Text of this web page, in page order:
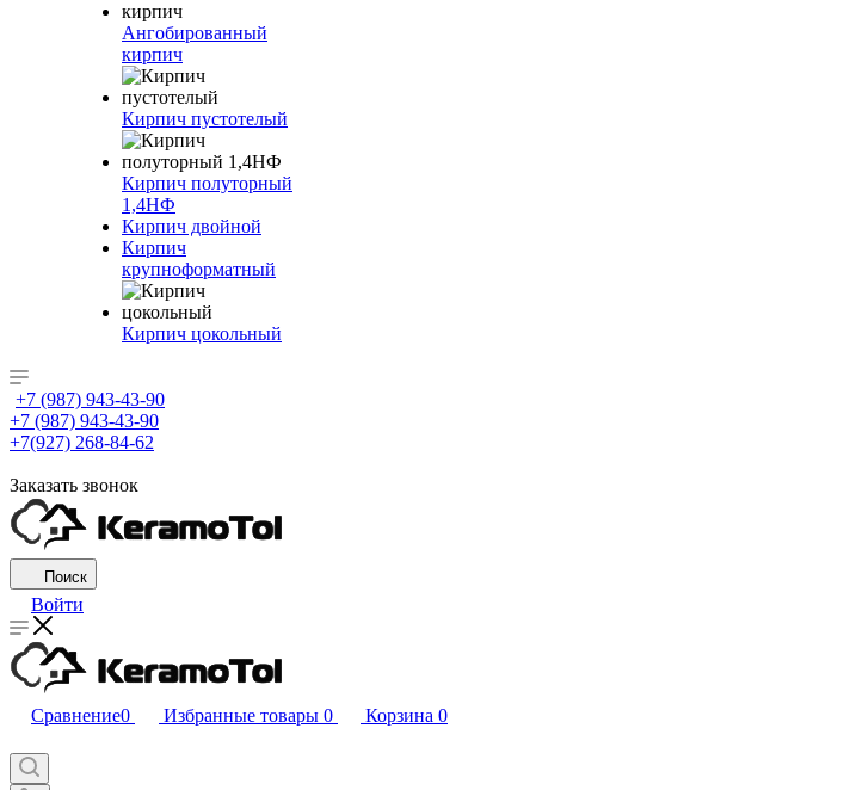
Ангобированный
кирпич
Кирпич пустотелый
Кирпич полуторный
1,4НФ
Кирпич двойной
Кирпич
крупноформатный
Кирпич цокольный
+7 (987) 943-43-90
+7 (987) 943-43-90
+7(927) 268-84-62
Заказать звонок
Поиск
Войти
Сравнение0 Избранные товары 0 Корзина 0